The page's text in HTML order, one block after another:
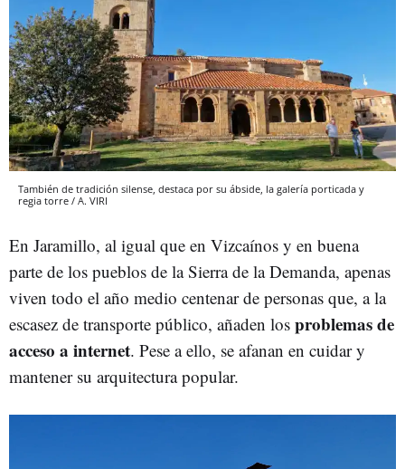
También de tradición silense, destaca por su ábside, la galería porticada y
regia torre / A. VIRI
En Jaramillo, al igual que en Vizcaínos y en buena
parte de los pueblos de la Sierra de la Demanda, apenas
viven todo el año medio centenar de personas que, a la
escasez de transporte público, añaden los problemas de
acceso a internet. Pese a ello, se afanan en cuidar y
mantener su arquitectura popular.